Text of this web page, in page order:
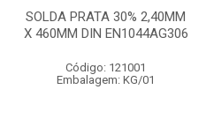
SOLDA PRATA 30% 2,40MM
X 460MM DIN EN1044AG306
Código: 121001
Embalagem: KG/01